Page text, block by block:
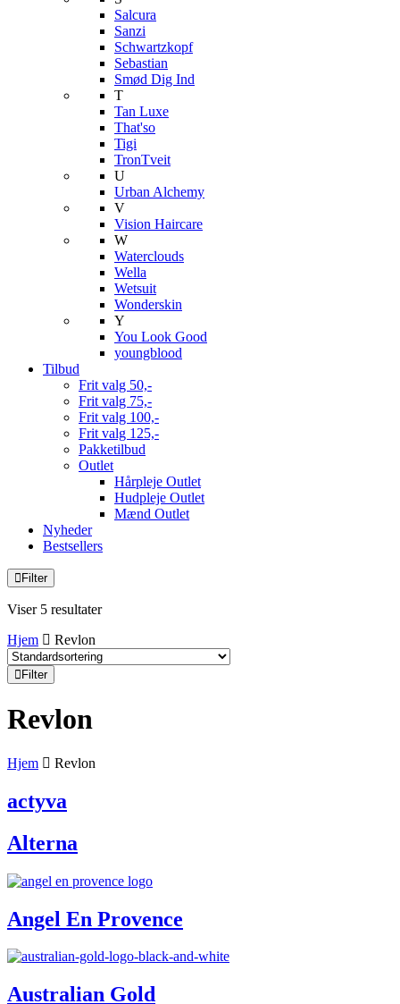
Salcura
Sanzi
Schwartzkopf
Sebastian
Smød Dig Ind
T
Tan Luxe
That'so
Tigi
TronTveit
U
Urban Alchemy
V
Vision Haircare
W
Waterclouds
Wella
Wetsuit
Wonderskin
Y
You Look Good
youngblood
Tilbud
Frit valg 50,-
Frit valg 75,-
Frit valg 100,-
Frit valg 125,-
Pakketilbud
Outlet
Hårpleje Outlet
Hudpleje Outlet
Mænd Outlet
Nyheder
Bestsellers
Filter
Viser 5 resultater
Hjem
Revlon
Filter
Revlon
Hjem Revlon
actyva
Alterna
Angel En Provence
Australian Gold